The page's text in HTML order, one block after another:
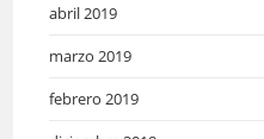
abril 2019
marzo 2019
febrero 2019